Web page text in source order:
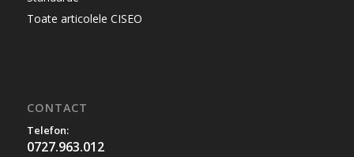
Toate articolele CISEO
CONTACT
Telefon:
0727.963.012